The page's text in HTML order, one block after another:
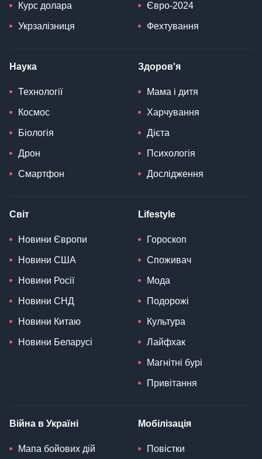
Курс долара
Укрзалізниця
Євро-2024
Фехтування
Наука
Технології
Космос
Біологія
Дрон
Смартфон
Здоров'я
Мама і дитя
Харчування
Дієта
Психологія
Дослідження
Світ
Новини Європи
Новини США
Новини Росії
Новини СНД
Новини Китаю
Новини Беларусі
Lifestyle
Гороскоп
Споживач
Мода
Подорожі
Культура
Лайфхак
Магнітні бурі
Привітання
Війна в Україні
Мапа бойових дій
Мобілізація
Повістки